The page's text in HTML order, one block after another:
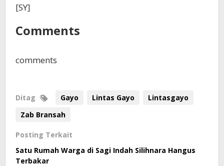
[SY]
Comments
comments
Ditag Gayo Lintas Gayo
Lintasgayo
Zab Bransah
Posting Terkait
Satu Rumah Warga di Sagi Indah Silihnara Hangus
Terbakar